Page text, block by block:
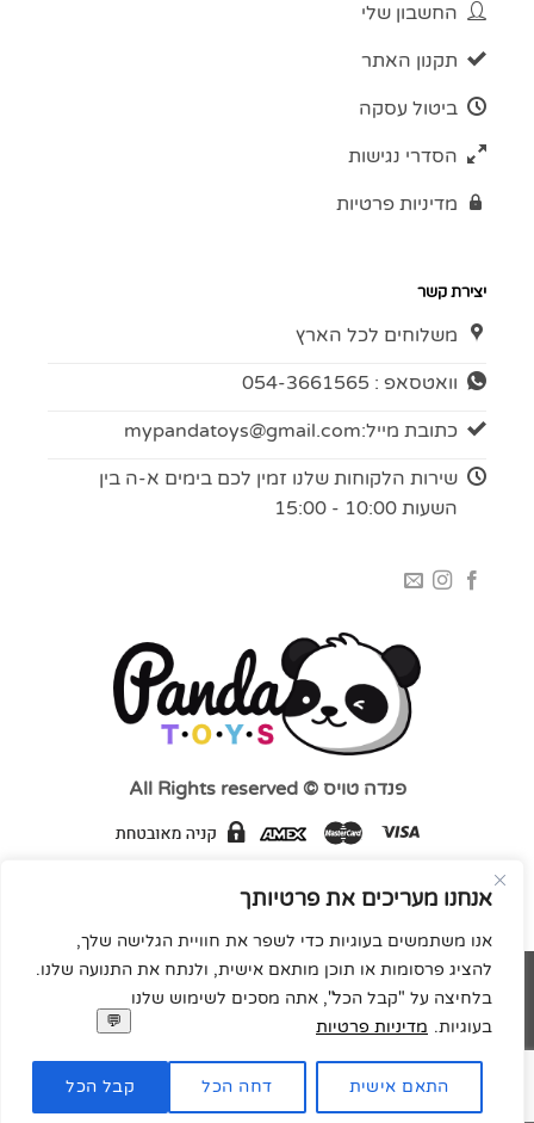
אנחנו מעריכים את פרטיותך
אנו משתמשים בעוגיות כדי לשפר את חוויית הגלישה שלך,
להציג פרסומות או תוכן מותאם אישית, ולנתח את התנועה שלנו.
בלחיצה על "קבל הכל", אתה מסכים לשימוש שלנו
בעוגיות. מדיניות פרטיות
התאם אישית דחה הכל קבל הכל
החשבון שלי
תקנון האתר
ביטול עסקה
הסדרי נגישות
מדיניות פרטיות
יצירת קשר
משלוחים לכל הארץ
וואטסאפ : 054-3661565
כתובת מייל:mypandatoys@gmail.com
שירות הלקוחות שלנו זמין לכם בימים א-ה בין
השעות 10:00 - 15:00
פנדה טויס © All Rights reserved
Visa
MasterCard
Copyright 2026 ©Code&concept בנייה ועיצוב אתרים